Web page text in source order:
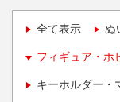
全て表示 ぬ
フィギュア・ホ
キーホルダー・